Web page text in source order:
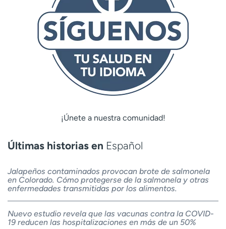
¡Únete a nuestra comunidad!
Últimas historias en Español
Jalapeños contaminados provocan brote de salmonela
en Colorado. Cómo protegerse de la salmonela y otras
enfermedades transmitidas por los alimentos.
Nuevo estudio revela que las vacunas contra la COVID-
19 reducen las hospitalizaciones en más de un 50%